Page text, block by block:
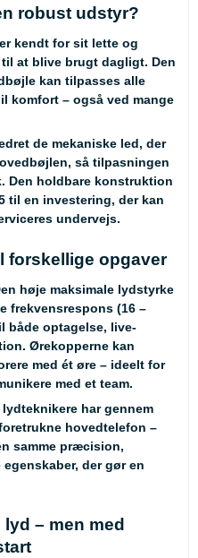
robust udstyr?
kendt for sit lette og
at blive brugt dagligt. Den
kan tilpasses alle
komfort – også ved mange
de mekaniske led, der
så tilpasningen
Den holdbare konstruktion
til en investering, der kan
undervejs.
forskellige opgaver
høje maksimale lydstyrke
frekvensrespons (16 –
både optagelse, live-
Ørekopperne kan
med ét øre – ideelt for
med et team.
har gennem
hovedtelefon –
samme præcision,
der gør en
– men med